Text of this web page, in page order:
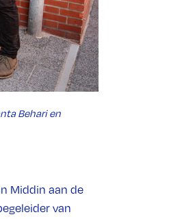
Behari en
Middin aan de
van